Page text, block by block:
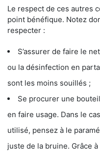
Le respect de ces autres
point bénéfique. Notez
respecter :
S’assurer de faire le
ou la désinfection en
sont les moins souillés ;
Se procurer une
en faire usage. Dans le
utilisé, pensez à le
juste de la bruine. Grâce